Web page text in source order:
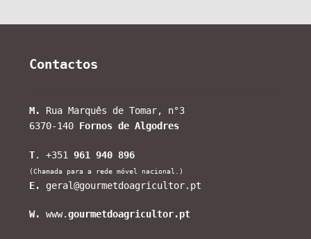
Contactos
M.
Rua Marquês de Tomar, n°3
6370-140 Fornos de Algodres
T. +351961 940 896
(Chamada para a rede móvel nacional.)
E. geral@gourmetdoagricultor.pt
W. www.gourmetdoagricultor.pt